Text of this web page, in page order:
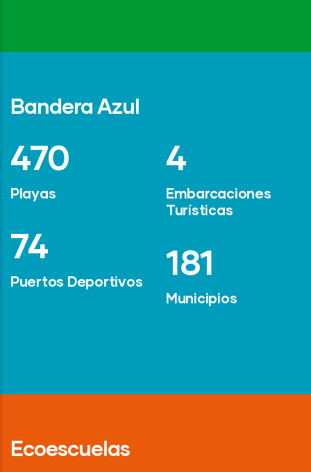
Bandera Azul
642
Playas
101
Puertos Deportivos
6
Embarcaciones
Turísticas
247
Municipios
Ecoescuelas